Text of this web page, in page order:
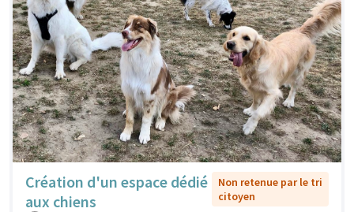
Création d'un espace dédié
aux chiens
Non retenue par le tri
citoyen